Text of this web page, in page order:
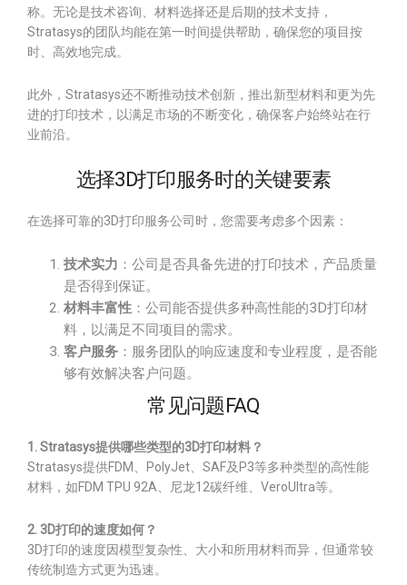
称。无论是技术咨询、材料选择还是后期的技术支持，
Stratasys的团队均能在第一时间提供帮助，确保您的项目按
时、高效地完成。
此外，Stratasys还不断推动技术创新，推出新型材料和更为先
进的打印技术，以满足市场的不断变化，确保客户始终站在行
业前沿。
选择3D打印服务时的关键要素
在选择可靠的3D打印服务公司时，您需要考虑多个因素：
技术实力 ：公司是否具备先进的打印技术，产品质量
是否得到保证。
材料丰富性 ：公司能否提供多种高性能的3D打印材
料，以满足不同项目的需求。
客户服务 ：服务团队的响应速度和专业程度，是否能
够有效解决客户问题。
常见问题FAQ
1. Stratasys提供哪些类型的3D打印材料？
Stratasys提供FDM、PolyJet、SAF及P3等多种类型的高性能
材料，如FDM TPU 92A、尼龙12碳纤维、VeroUltra等。
2. 3D打印的速度如何？
3D打印的速度因模型复杂性、大小和所用材料而异，但通常较
传统制造方式更为迅速。